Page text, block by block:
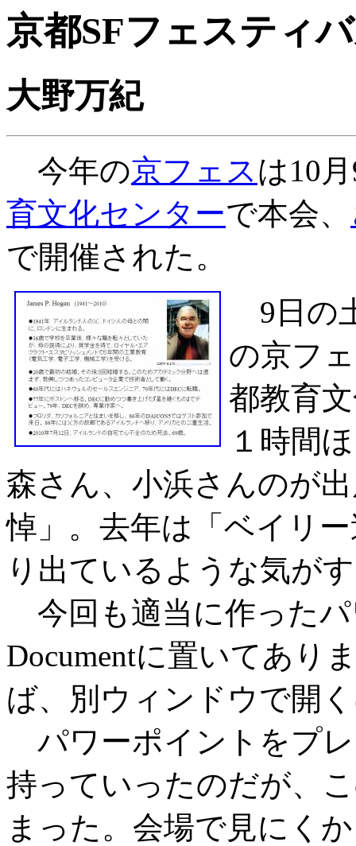
京都SFフェスティ
大野万紀
今年の京フェスは10
育文化センターで本会、
で開催された。
9日の
の京フ
都教育
１時間
森さん、小浜さんのが
悼」。去年は「ベイリ
り出ているような気が
今回も適当に作ったパ
Documentに置いてあり
ば、別ウィンドウで開
パワーポイントをプ
持っていったのだが、
まった。会場で見にく